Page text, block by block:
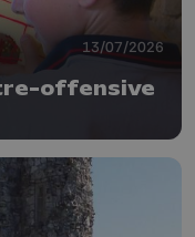
13/07/2026
offensive